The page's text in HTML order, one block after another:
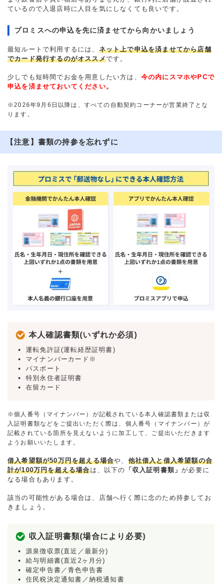
ているので入退店時に人目を気にしなくても良いです。
プロミスへの申込を先に済ませてから向かいましょう
最短ルートで利用するには、 ネット上で申込を済ませてから店舗
でカード発行するのがオススメです。
少しでも短時間でお金を用意したい方は、 今の内にスマホやPCで
申込を済ませておいてください。
※2026年9月6日以降は、すべての自動契約コーナーが営業終了とな
ります。
【注意】書類の持参を忘れずに
本人確認書類(いずれか必須)
運転免許証(運転経歴証明書)
マイナンバーカード※
パスポート
特別永住者証明書
在留カード
※個人番号（マイナンバー）が記載されている本人確認書類または収
入証明書類などをご提出いただく際は、個人番号（マイナンバー）が
記載されている箇所を見えないように加工して、ご提出いただきます
ようお願いいたします。
借入希望額が50万円を超える場合や、 他社借入と借入希望額の合
計が100万円を超える場合は、以下の 「収入証明書類」が必要に
なる場合もあります。
該当の可能性がある場合は、店舗へ行く際に念のため持参してお
きましょう。
収入証明書類(場合により必要)
源泉徴収票(直近／最新分)
給与明細書(直近2ヶ月分)
確定申告書／青色申告書
住民税決定通知書／納税通知書